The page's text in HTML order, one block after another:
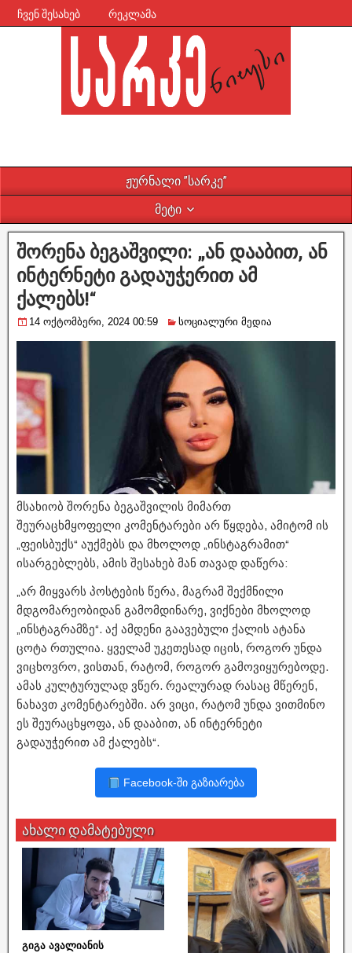
ჩვენ შესახებ რეკლამა
ჟურნალი ”სარკე”
მეტი
შორენა ბეგაშვილი: „ან დააბით, ან
ინტერნეტი გადაუჭერით ამ
ქალებს!“
14 ოქტომბერი, 2024 00:59 სოციალური მედია
მსახიობ შორენა ბეგაშვილის მიმართ
შეურაცხმყოფელი კომენტარები არ წყდება, ამიტომ ის
„ფეისბუქს“ აუქმებს და მხოლოდ „ინსტაგრამით“
ისარგებლებს, ამის შესახებ მან თავად დაწერა:
„არ მიყვარს პოსტების წერა, მაგრამ შექმნილი
მდგომარეობიდან გამომდინარე, ვიქნები მხოლოდ
„ინსტაგრამზე“. აქ ამდენი გაავებული ქალის ატანა
ცოტა რთულია. ყველამ უკეთესად იცის, როგორ უნდა
ვიცხოვრო, ვისთან, რატომ, როგორ გამოვიყურებოდე.
ამას კულტურულად ვწერ. რეალურად რასაც მწერენ,
ნახავთ კომენტარებში. არ ვიცი, რატომ უნდა ვითმინო
ეს შეურაცხყოფა, ან დააბით, ან ინტერნეტი
გადაუჭერით ამ ქალებს“.
Facebook-ში გაზიარება
ახალი დამატებული
გიგა ავალიანის